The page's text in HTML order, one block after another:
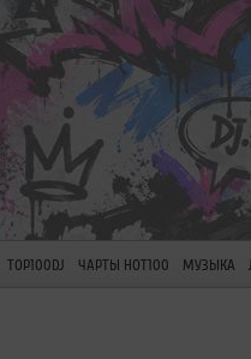
TOP100DJ ЧАРТЫ HOT100 МУЗЫКА